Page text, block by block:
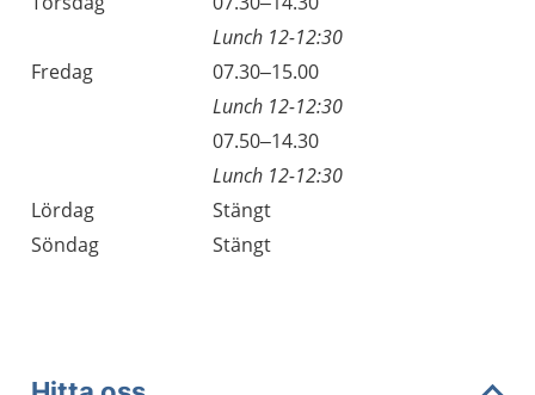
Lunch 12-12:30
Fredag
07.30–15.00
Lunch 12-12:30
07.50–14.30
Lunch 12-12:30
Lördag
Stängt
Söndag
Stängt